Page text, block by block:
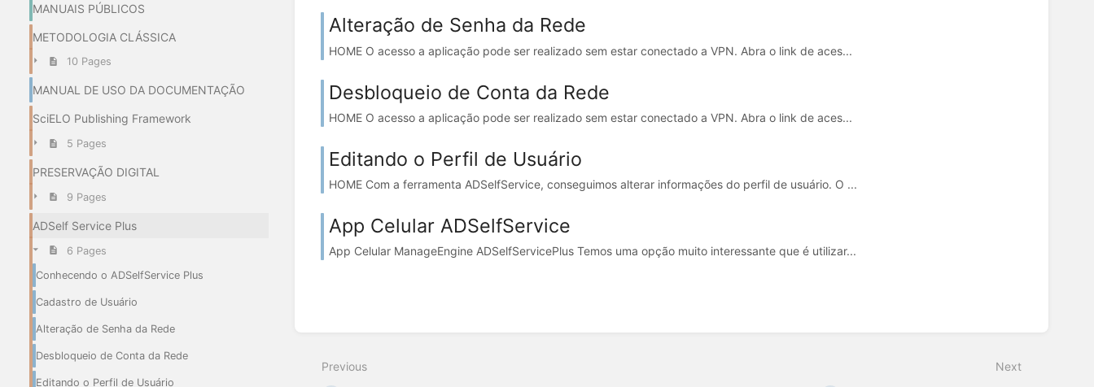
MANUAIS PÚBLICOS
METODOLOGIA CLÁSSICA
10 Pages
MANUAL DE USO DA DOCUMENTAÇÃO
SciELO Publishing Framework
5 Pages
PRESERVAÇÃO DIGITAL
9 Pages
ADSelf Service Plus
6 Pages
Conhecendo o ADSelfService Plus
Cadastro de Usuário
Alteração de Senha da Rede
Desbloqueio de Conta da Rede
Editando o Perfil de Usuário
Alteração de Senha da Rede
HOME O acesso a aplicação pode ser realizado sem estar conectado a VPN. Abra o link de aces...
Desbloqueio de Conta da Rede
HOME O acesso a aplicação pode ser realizado sem estar conectado a VPN. Abra o link de aces...
Editando o Perfil de Usuário
HOME Com a ferramenta ADSelfService, conseguimos alterar informações do perfil de usuário. O ...
App Celular ADSelfService
App Celular ManageEngine ADSelfServicePlus Temos uma opção muito interessante que é utilizar...
Previous Next